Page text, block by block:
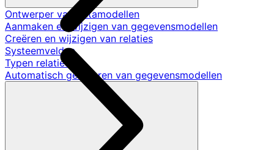
Ontwerper van datamodellen
Aanmaken en wijzigen van gegevensmodellen
Creëren en wijzigen van relaties
Systeemvelden
Typen relaties
Automatisch genereren van gegevensmodellen